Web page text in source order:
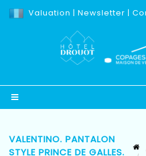
Valuation | Newsletter |
VALENTINO. PANTALON
STYLE PRINCE DE GALLES.